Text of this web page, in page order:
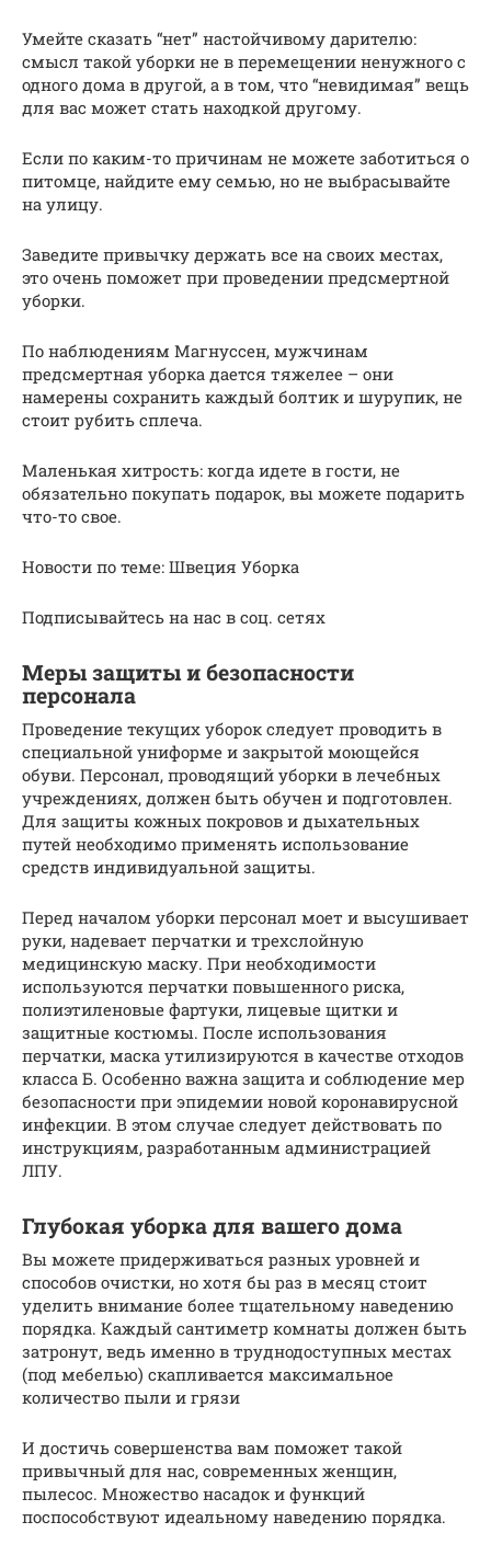
Умейте сказать “нет” настойчивому дарителю:
смысл такой уборки не в перемещении ненужного с
одного дома в другой, а в том, что “невидимая” вещь
для вас может стать находкой другому.
Если по каким-то причинам не можете заботиться о
питомце, найдите ему семью, но не выбрасывайте
на улицу.
Заведите привычку держать все на своих местах,
это очень поможет при проведении предсмертной
уборки.
По наблюдениям Магнуссен, мужчинам
предсмертная уборка дается тяжелее – они
намерены сохранить каждый болтик и шурупик, не
стоит рубить сплеча.
Маленькая хитрость: когда идете в гости, не
обязательно покупать подарок, вы можете подарить
что-то свое.
Новости по теме: Швеция Уборка
Подписывайтесь на нас в соц. сетях
Меры защиты и безопасности
персонала
Проведение текущих уборок следует проводить в
специальной униформе и закрытой моющейся
обуви. Персонал, проводящий уборки в лечебных
учреждениях, должен быть обучен и подготовлен.
Для защиты кожных покровов и дыхательных
путей необходимо применять использование
средств индивидуальной защиты.
Перед началом уборки персонал моет и высушивает
руки, надевает перчатки и трехслойную
медицинскую маску. При необходимости
используются перчатки повышенного риска,
полиэтиленовые фартуки, лицевые щитки и
защитные костюмы. После использования
перчатки, маска утилизируются в качестве отходов
класса Б. Особенно важна защита и соблюдение мер
безопасности при эпидемии новой коронавирусной
инфекции. В этом случае следует действовать по
инструкциям, разработанным администрацией
ЛПУ.
Глубокая уборка для вашего дома
Вы можете придерживаться разных уровней и
способов очистки, но хотя бы раз в месяц стоит
уделить внимание более тщательному наведению
порядка. Каждый сантиметр комнаты должен быть
затронут, ведь именно в труднодоступных местах
(под мебелью) скапливается максимальное
количество пыли и грязи
И достичь совершенства вам поможет такой
привычный для нас, современных женщин,
пылесос. Множество насадок и функций
поспособствуют идеальному наведению порядка.